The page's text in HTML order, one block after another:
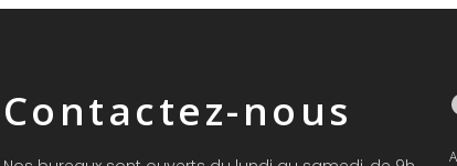
Contactez-nous